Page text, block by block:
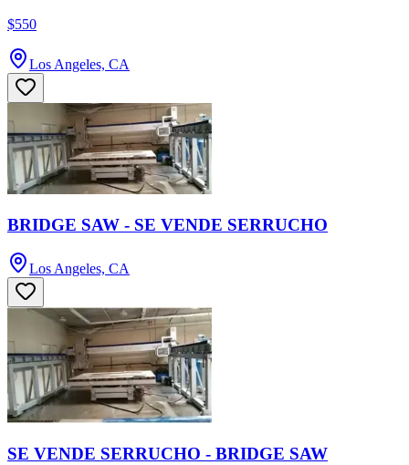
$550
Los Angeles, CA
BRIDGE SAW - SE VENDE SERRUCHO
Los Angeles, CA
SE VENDE SERRUCHO - BRIDGE SAW